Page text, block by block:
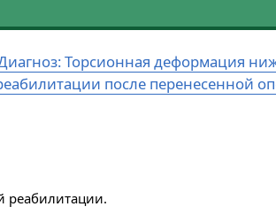
Торсионная деформация
после перенесенной
реабилитации.